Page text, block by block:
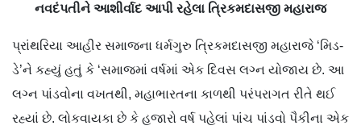
નવદંપતીને આશીર્વાદ આપી રહેલા ત્રિકમદાસજી મહારાજ
પ્રાંથરિયા આહીર સમાજના ધર્મગુરુ ત્રિકમદાસજી મહારાજે ‘મિડ-
ડે’ને કહ્યું હતું કે ‘સમાજમાં વર્ષમાં એક દિવસ લગ્ન યોજાય છે. આ
લગ્ન પાંડવોના વખતથી, મહાભારતના કાળથી પરંપરાગત રીતે થઈ
રહ્યાં છે. લોકવાયકા છે કે હજારો વર્ષ પહેલાં પાંચ પાંડવો પૈકીના એક